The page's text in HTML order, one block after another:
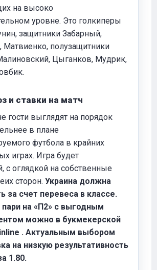
на высоко
уровне. Это голкиперы
защитники Забарный,
Матвиенко, полузащитники
Цыганков, Мудрик,
и ставки на матч
гости выглядят на порядок
в плане
футбола в крайних
играх. Игра будет
с оглядкой на собственные
сторон.Украина должна
за счет перевеса в классе.
на «П2» с выгодным
можно в букмекерской
. Актуальным выбором
на низкую результативность
1.80.